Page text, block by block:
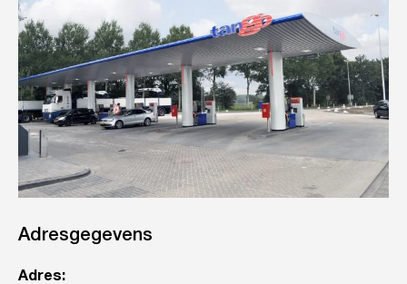
Adresgegevens
Adres: